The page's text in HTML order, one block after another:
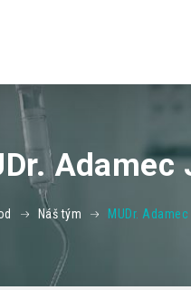
Adamec
Náš tým MUDr. Adamec